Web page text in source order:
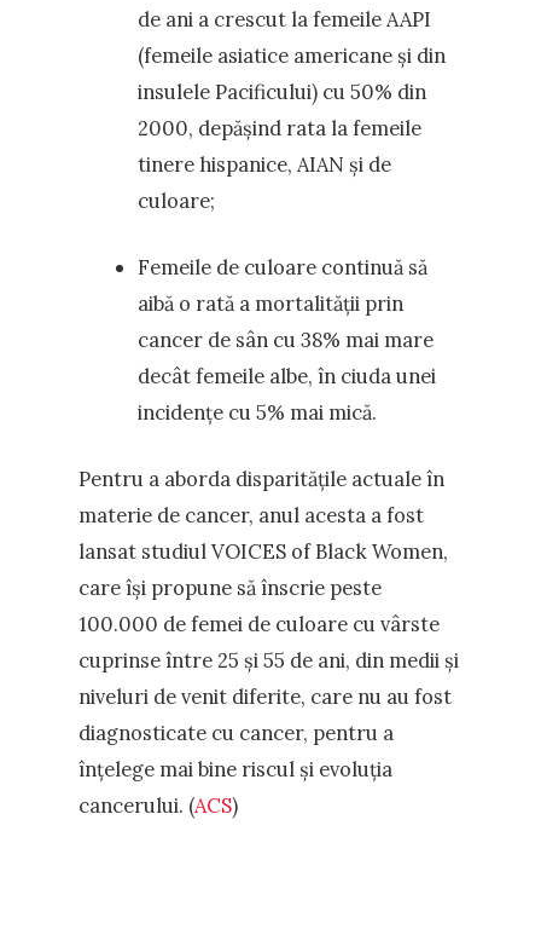
de ani a crescut la femeile AAPI
(femeile asiatice americane și din
insulele Pacificului) cu 50% din
2000, depășind rata la femeile
tinere hispanice, AIAN și de
culoare;
Femeile de culoare continuă să
aibă o rată a mortalității prin
cancer de sân cu 38% mai mare
decât femeile albe, în ciuda unei
incidențe cu 5% mai mică.
Pentru a aborda disparitățile actuale în
materie de cancer, anul acesta a fost
lansat studiul VOICES of Black Women,
care își propune să înscrie peste
100.000 de femei de culoare cu vârste
cuprinse între 25 și 55 de ani, din medii și
niveluri de venit diferite, care nu au fost
diagnosticate cu cancer, pentru a
înțelege mai bine riscul și evoluția
cancerului. (ACS)